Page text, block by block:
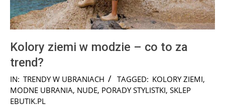
Kolory ziemi w modzie – co to za
trend?
2026-
06-
24
IN: TRENDY W UBRANIACH TAGGED: KOLORY ZIEMI,
MODNE UBRANIA, NUDE, PORADY STYLISTKI, SKLEP
EBUTIK.PL